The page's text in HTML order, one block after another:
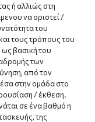
ή αλλιώς στη
να οριστεί /
του
τους τρόπους του
βασική του
των
από τον
στην ομάδα στο
/ έκθεση.
σε ένα βαθμό η
της